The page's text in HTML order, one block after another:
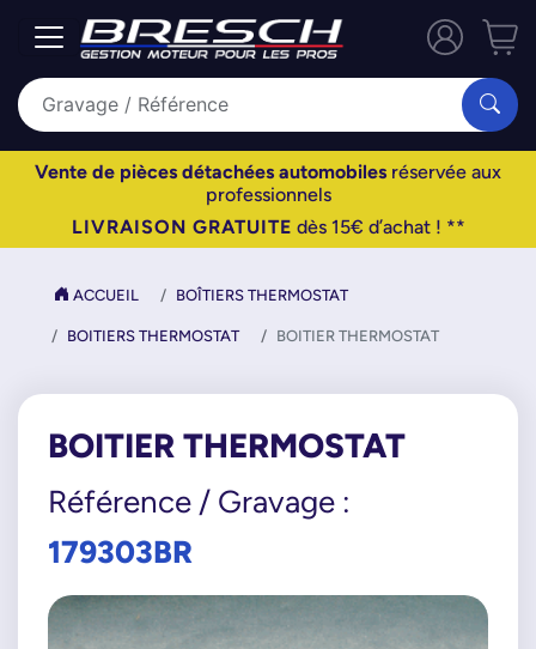
Vente de pièces détachées automobiles réservée aux
professionnels
LIVRAISON GRATUITE dès 15€ d’achat ! **
ACCUEIL BOÎTIERS THERMOSTAT
BOITIERS THERMOSTAT BOITIER THERMOSTAT
BOITIER THERMOSTAT
Référence / Gravage :
179303BR